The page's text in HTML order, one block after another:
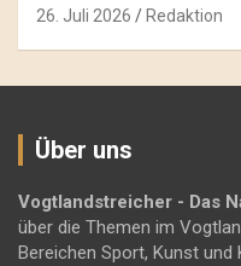
26. Juli 2026 Redaktion
Über uns
Vogtlandstreicher - Das
über die Themen im
Bereichen Sport, Kunst